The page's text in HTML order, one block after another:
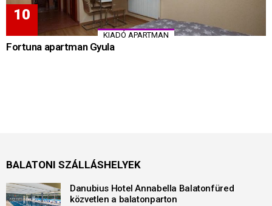
KIADÓ APARTMAN
Fortuna apartman Gyula
BALATONI SZÁLLÁSHELYEK
Danubius Hotel Annabella Balatonfüred
közvetlen a balatonparton